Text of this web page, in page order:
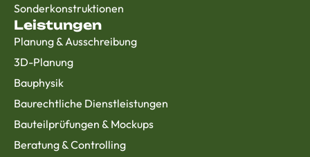
Sonderkonstruktionen
Leistungen
Planung & Ausschreibung
3D-Planung
Bauphysik
Baurechtliche Dienstleistungen
Bauteilprüfungen & Mockups
Beratung & Controlling